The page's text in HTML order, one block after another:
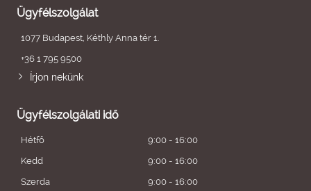
Ügyfélszolgálat
1077 Budapest, Kéthly Anna tér 1.
+36 1 795 9500
Írjon nekünk
Ügyfélszolgálati idő
Hétfő
9:00 - 16:00
Kedd
9:00 - 16:00
Szerda
9:00 - 16:00